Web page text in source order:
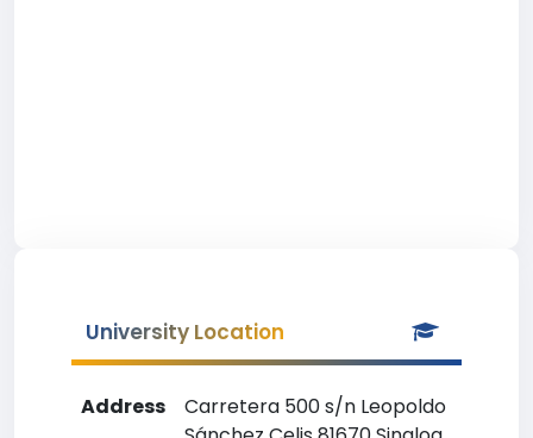
University Location
Address
Carretera 500 s/n Leopoldo